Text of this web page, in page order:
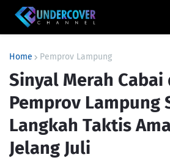
Home Pemprov Lampung
Sinyal Merah Cabai
Pemprov Lampung
Langkah Taktis
Jelang Juli